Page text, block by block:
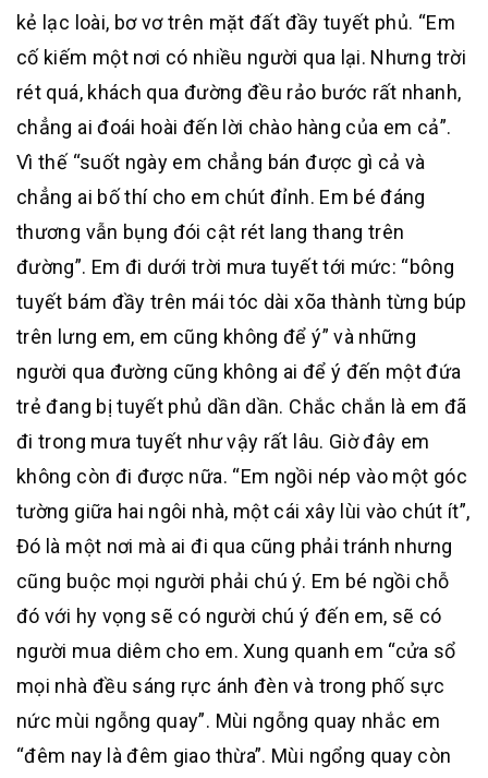
kẻ lạc loài, bơ vơ trên mặt đất đầy tuyết phủ. “Em
cố kiếm một nơi có nhiều người qua lại. Nhưng trời
rét quá, khách qua đường đều rảo bước rất nhanh,
chẳng ai đoái hoài đến lời chào hàng của em cả”.
Vì thế “suốt ngày em chẳng bán được gì cả và
chẳng ai bố thí cho em chút đỉnh. Em bé đáng
thương vẫn bụng đói cật rét lang thang trên
đường”. Em đi dưới trời mưa tuyết tới mức: “bông
tuyết bám đầy trên mái tóc dài xõa thành từng búp
trên lưng em, em cũng không để ý” và những
người qua đường cũng không ai để ý đến một đứa
trẻ đang bị tuyết phủ dần dần. Chắc chắn là em đã
đi trong mưa tuyết như vậy rất lâu. Giờ đây em
không còn đi được nữa. “Em ngồi nép vào một góc
tường giữa hai ngôi nhà, một cái xây lùi vào chút ít”,
Đó là một nơi mà ai đi qua cũng phải tránh nhưng
cũng buộc mọi người phải chú ý. Em bé ngồi chỗ
đó với hy vọng sẽ có người chú ý đến em, sẽ có
người mua diêm cho em. Xung quanh em “cửa sổ
mọi nhà đều sáng rực ánh đèn và trong phố sực
nức mùi ngỗng quay”. Mùi ngỗng quay nhắc em
“đêm nay là đêm giao thừa”. Mùi ngổng quay còn